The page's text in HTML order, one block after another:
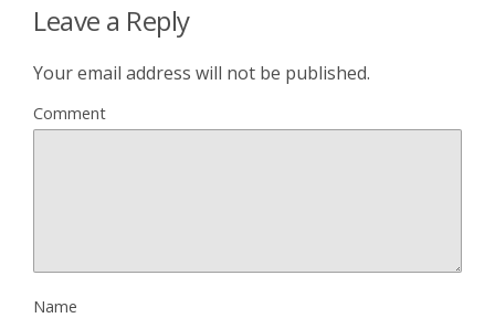
Leave a Reply
Your email address will not be published.
Comment
Name